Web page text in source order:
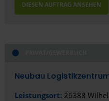
DIESEN AUFTRAG ANSEHEN
Neubau
Leistungsort: 26388